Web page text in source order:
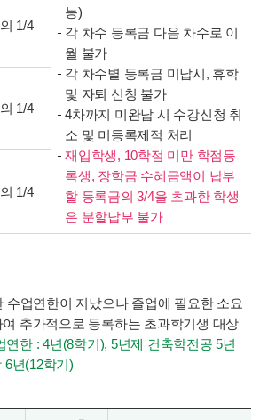
능)
각 차수 등록금 다음 차수로 이
월 불가
각 차수별 등록금 미납시, 휴학
및 자퇴 신청 불가
4차까지 미완납 시 수강신청 취
소 및 미등록제적 처리
재입학생, 10학점 미만 학점등
록생, 장학금 수혜금액이 납부
할 등록금의 3/4을 초과한 학생
은 분할납부 불가
1/4
1/4
1/4
수업연한이 지났으나 졸업에 필요한 소요
추가적으로 등록하는 초과학기생 대상
연한 : 4년(8학기), 5년제 건축학전공 5년
6년(12학기)